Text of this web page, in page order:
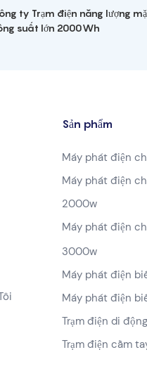
ty Trạm điện năng lượng
suất lớn 2000Wh
Sản phẩm
Máy phát điện
Máy phát điện
2000w
Máy phát điện
3000w
Máy phát điện
Máy phát điện
Trạm điện di động
Trạm điện cầm